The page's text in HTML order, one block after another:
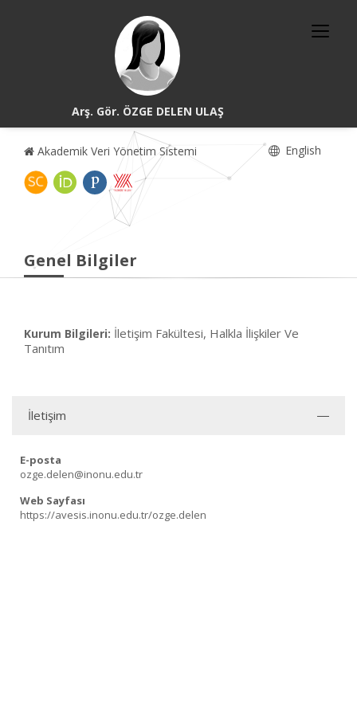
Arş. Gör. ÖZGE DELEN ULAŞ
Akademik Veri Yönetim Sistemi English
Genel Bilgiler
Kurum Bilgileri: İletişim Fakültesi, Halkla İlişkiler Ve
Tanıtım
İletişim
E-posta
ozge.delen@inonu.edu.tr
Web Sayfası
https://avesis.inonu.edu.tr/ozge.delen